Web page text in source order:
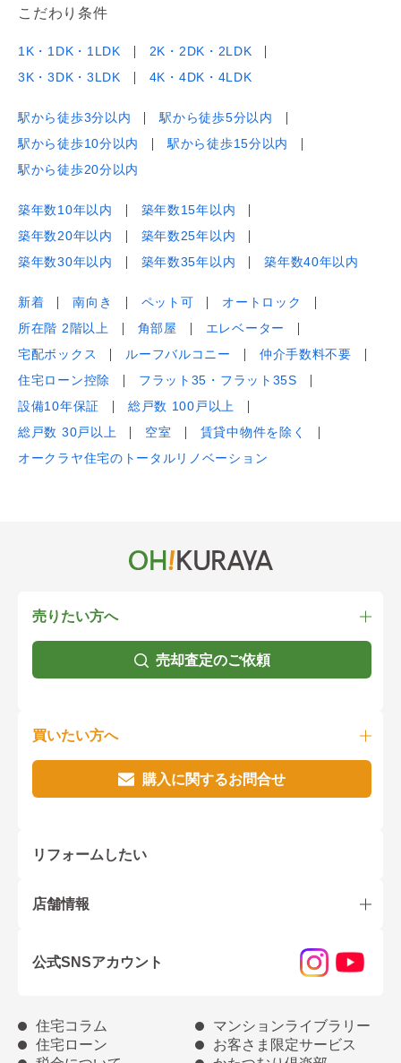
こだわり条件
1K・1DK・1LDK
2K・2DK・2LDK
3K・3DK・3LDK
4K・4DK・4LDK
駅から徒歩3分以内
駅から徒歩5分以内
駅から徒歩10分以内
駅から徒歩15分以内
駅から徒歩20分以内
築年数10年以内
築年数15年以内
築年数20年以内
築年数25年以内
築年数30年以内
築年数35年以内 築年数40年以内
新着 南向き ペット可
オートロック
所在階 2階以上
角部屋
エレベーター
宅配ボックス
ルーフバルコニー
仲介手数料不要
住宅ローン控除
フラット35・フラット35S
設備10年保証
総戸数 100戸以上
総戸数 30戸以上
空室
賃貸中物件を除く
オークラヤ住宅のトータルリノベーション
売りたい方へ
売却査定のご依頼
買いたい方へ
購入に関するお問合せ
リフォームしたい
店舗情報
公式SNSアカウント
住宅コラム
マンションライブラリー
住宅ローン
お客さま限定サービス